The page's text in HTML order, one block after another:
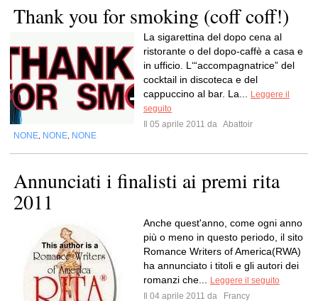
Thank you for smoking (coff coff!)
La sigarettina del dopo cena al
ristorante o del dopo-caffè a casa e
in ufficio. L‘“accompagnatrice” del
cocktail in discoteca e del
cappuccino al bar. La...
Leggere il
seguito
Il 05 aprile 2011 da Abattoir
NONE NONE NONE
Annunciati i finalisti ai premi rita
2011
Anche quest'anno, come ogni anno
più o meno in questo periodo, il sito
Romance Writers of America(RWA)
ha annunciato i titoli e gli autori dei
romanzi che...
Leggere il seguito
Il 04 aprile 2011 da
Francy